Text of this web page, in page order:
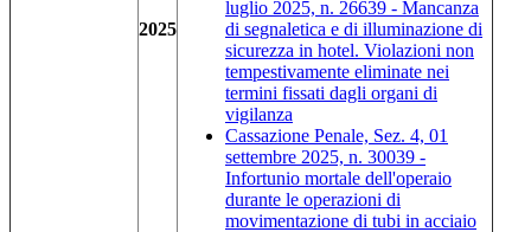
2025
luglio 2025, n. 26639 - Mancanza
di segnaletica e di illuminazione di
sicurezza in hotel. Violazioni non
tempestivamente eliminate nei
termini fissati dagli organi di
vigilanza
Cassazione Penale, Sez. 4, 01
settembre 2025, n. 30039 -
Infortunio mortale dell'operaio
durante le operazioni di
movimentazione di tubi in acciaio